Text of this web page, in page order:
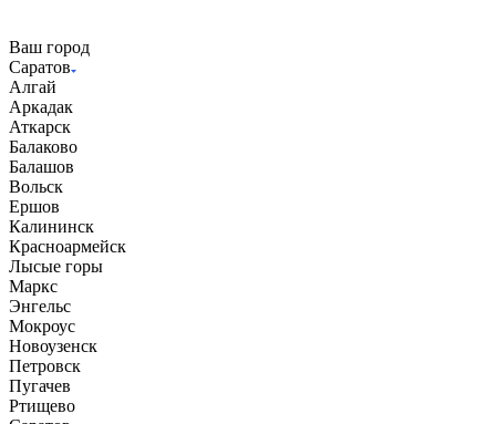
Ваш город
Саратов
Алгай
Аркадак
Аткарск
Балаково
Балашов
Вольск
Ершов
Калининск
Красноармейск
Лысые горы
Маркс
Энгельс
Мокроус
Новоузенск
Петровск
Пугачев
Ртищево